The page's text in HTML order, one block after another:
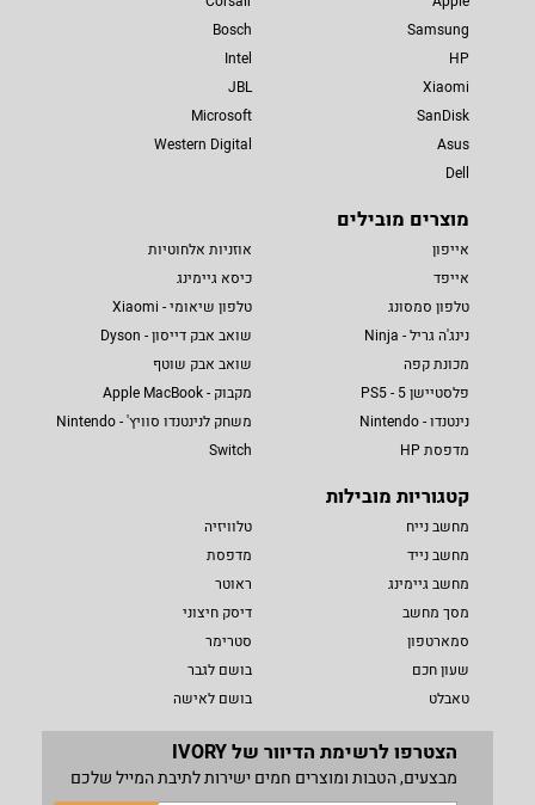
Samsung
HP
Xiaomi
SanDisk
Asus
Dell
Bosch
Intel
JBL
Microsoft
Western Digital
מוצרים מובילים
אייפון
אייפד
טלפון סמסונג
נינג'ה גריל - Ninja
מכונת קפה
פלסטיישן 5 - PS5
נינטנדו - Nintendo
מדפסת HP
אוזניות אלחוטיות
כיסא גיימינג
טלפון שיאומי - Xiaomi
שואב אבק דייסון - Dyson
שואב אבק שוטף
מקבוק - Apple MacBook
משחק לנינטנדו סוויץ' - Nintendo
Switch
קטגוריות מובילות
מחשב נייח
מחשב נייד
מחשב גיימינג
מסך מחשב
סמארטפון
שעון חכם
טאבלט
טלוויזיה
מדפסת
ראוטר
דיסק חיצוני
סטרימר
בושם לגבר
בושם לאישה
הצטרפו לרשימת הדיוור של IVORY
מבצעים, הטבות ומוצרים חמים ישירות לתיבת המייל שלכם